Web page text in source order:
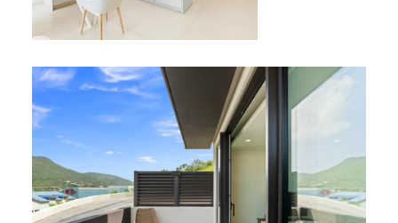
*
L’appartement B201 fait partie de notre sélection de
locations de vacances à Simpson Bay.
*